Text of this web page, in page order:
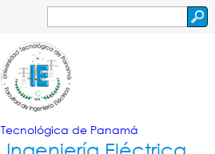
to navigation
de
búsqueda
de Panamá